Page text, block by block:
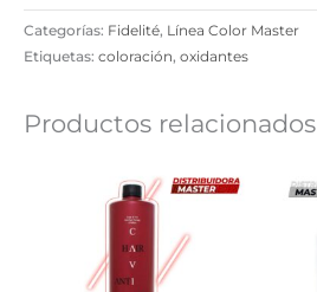
Categorías: Fidelité, Línea Color Master
Etiquetas: coloración, oxidantes
Productos relacionados